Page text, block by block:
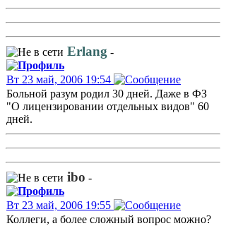
Erlang -
Вт 23 май, 2006 19:54
Больной разум родил 30 дней. Даже в ФЗ
"О лицензировании отдельных видов" 60
дней.
ibo -
Вт 23 май, 2006 19:55
Коллеги, а более сложный вопрос можно?